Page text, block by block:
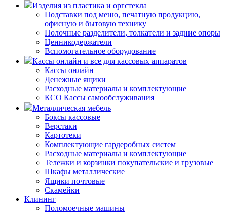
Изделия из пластика и оргстекла
Подставки под меню, печатную продукцию,
офисную и бытовую технику
Полочные разделители, толкатели и задние опоры
Ценникодержатели
Вспомогательное оборудование
Кассы онлайн и все для кассовых аппаратов
Кассы онлайн
Денежные ящики
Расходные материалы и комплектующие
КСО Кассы самообслуживания
Металлическая мебель
Боксы кассовые
Верстаки
Картотеки
Комплектующие гардеробных систем
Расходные материалы и комплектующие
Тележки и корзинки покупательские и грузовые
Шкафы металлические
Ящики почтовые
Скамейки
Клининг
Поломоечные машины